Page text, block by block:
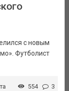
с новым
Футболист
554 3